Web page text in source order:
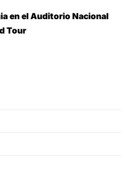
en el Auditorio Nacional
Tour